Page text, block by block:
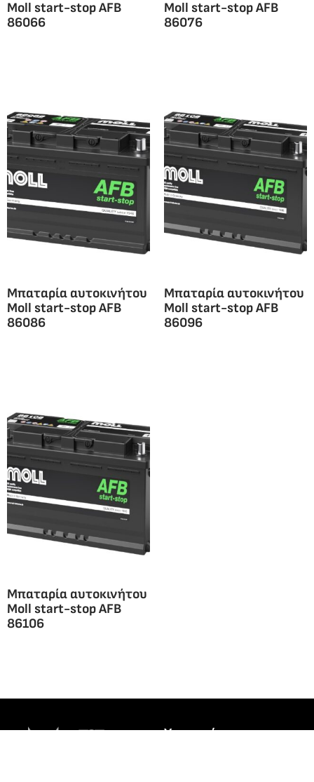
Moll start-stop AFB
86066
Moll start-stop AFB
86076
Μπαταρία αυτοκινήτου
Moll start-stop AFB
86086
Μπαταρία αυτοκινήτου
Moll start-stop AFB
86096
Μπαταρία αυτοκινήτου
Moll start-stop AFB
86106
Υποκατάστημα